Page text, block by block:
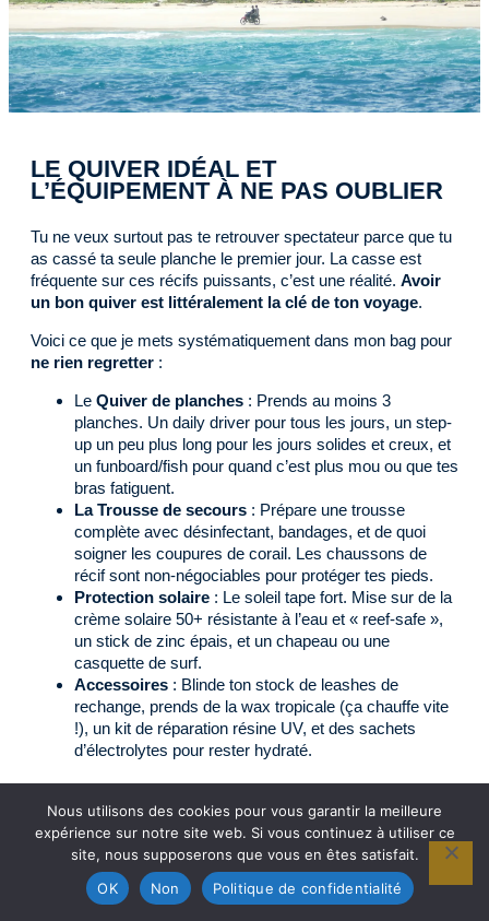
LE QUIVER IDÉAL ET
L’ÉQUIPEMENT À NE PAS OUBLIER
Tu ne veux surtout pas te retrouver spectateur parce que tu
as cassé ta seule planche le premier jour. La casse est
fréquente sur ces récifs puissants, c’est une réalité. Avoir
un bon quiver est littéralement la clé de ton voyage.
Voici ce que je mets systématiquement dans mon bag pour
ne rien regretter :
Le Quiver de planches : Prends au moins 3
planches. Un daily driver pour tous les jours, un step-
up un peu plus long pour les jours solides et creux, et
un funboard/fish pour quand c’est plus mou ou que tes
bras fatiguent.
La Trousse de secours : Prépare une trousse
complète avec désinfectant, bandages, et de quoi
soigner les coupures de corail. Les chaussons de
récif sont non-négociables pour protéger tes pieds.
Protection solaire : Le soleil tape fort. Mise sur de la
crème solaire 50+ résistante à l’eau et « reef-safe »,
un stick de zinc épais, et un chapeau ou une
casquette de surf.
Accessoires : Blinde ton stock de leashes de
rechange, prends de la wax tropicale (ça chauffe vite
!), un kit de réparation résine UV, et des sachets
d’électrolytes pour rester hydraté.
Nous utilisons des cookies pour vous garantir la meilleure
expérience sur notre site web. Si vous continuez à utiliser ce
site, nous supposerons que vous en êtes satisfait.
OK
Non Politique de confidentialité